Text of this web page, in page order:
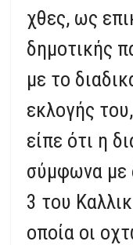
χθες, ως
δημοτικής
με το
εκλογής
είπε ότι η
σύμφωνα με
3 του
οποία οι